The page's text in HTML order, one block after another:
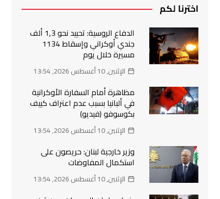
اخترنا لكم
الدفاع الروسية: تحييد نحو 1,3 ألف
جندي أوكراني وإسقاط 1134
مسيرة خلال يوم
الإثنين, 10 أغسطس 2026, 13:54
مظاهرة أمام السفارة الأوكرانية
في ألبانيا بسبب عدم اعتراف كييف
بكوسوفو (فيديو)
الإثنين, 10 أغسطس 2026, 13:54
وزير خارجية لبنان: حريصون على
استكمال المفاوضات
الإثنين, 10 أغسطس 2026, 13:54